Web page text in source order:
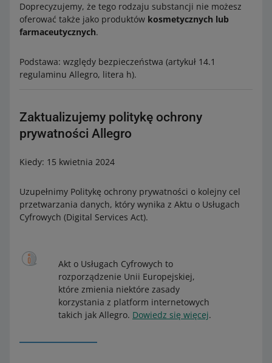
Doprecyzujemy, że tego rodzaju substancji nie możesz
oferować także jako produktów kosmetycznych lub
farmaceutycznych.
Podstawa: względy bezpieczeństwa (artykuł 14.1
regulaminu Allegro, litera h).
Zaktualizujemy politykę ochrony
prywatności Allegro
Kiedy: 15 kwietnia 2024
Uzupełnimy Politykę ochrony prywatności o kolejny cel
przetwarzania danych, który wynika z Aktu o Usługach
Cyfrowych (Digital Services Act).
Akt o Usługach Cyfrowych to
rozporządzenie Unii Europejskiej,
które zmienia niektóre zasady
korzystania z platform internetowych
takich jak Allegro. Dowiedz się więcej.